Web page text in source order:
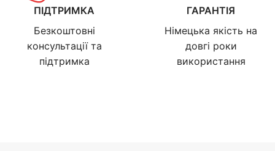
ПІДТРИМКА
Безкоштовні
консультації та
підтримка
ГАРАНТІЯ
Німецька якість на
довгі роки
використання